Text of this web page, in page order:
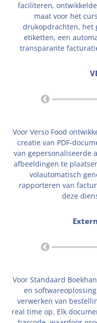
faciliteren,
maat voor het
drukopdrachten, het
etiketten, een
transparante
Voor Verso Food
creatie van PDF-
van gepersonaliseerde
afbeeldingen te
volautomatisch
rapporteren van
deze
Voor Standaard
en
verwerken van
real time op. Elk